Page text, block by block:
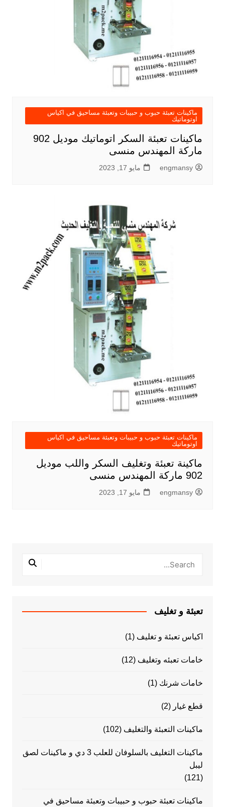
ماكينات تعبئة حبوب و حبيبات وتعبئة مساحيق في اكياس
اوتوماتيك
ماكينات تعبئة السكر اتوماتيك موديل 902
ماركة المهندس منسى
engmansy مايو 17, 2023
ماكينات تعبئة حبوب و حبيبات وتعبئة مساحيق في اكياس
اوتوماتيك
ماكينة تعبئة وتغليف السكر واللب موديل
902 ماركة المهندس منسى
engmansy مايو 17, 2023
تعبئة و تغليف
اكياس تعبئة و تغليف (1)
خامات تعبئه وتغليف (12)
خامات شرنك (1)
قطع غيار (2)
ماكينات التعبئة والتغليف (102)
ماكينات التغليف بالسلوفان للعلب 3 دي و ماكينات لصق
ليبل
(121)
ماكينات تعبئة حبوب و حبيبات وتعبئة مساحيق في